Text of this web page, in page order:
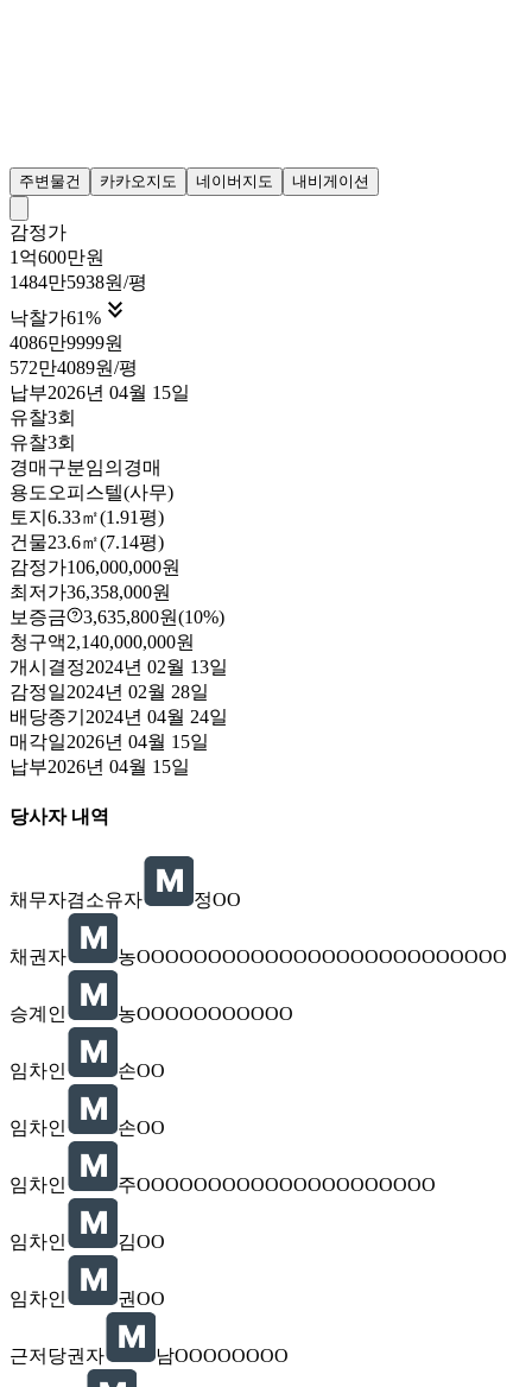
주변물건 카카오지도 네이버지도 내비게이션
감정가
1억600만원
1484만5938원/평
낙찰가61% 
4086만9999원
572만4089원/평
납부2026년 04월 15일
유찰3회
유찰3회
경매구분임의경매
용도 오피스텔(사무)
토지 6.33㎡(1.91평)
건물23.6㎡(7.14평)
감정가106,000,000원
최저가36,358,000원
보증금
3,635,800원(10%)
청구액2,140,000,000원
개시결정2024년 02월 13일
감정일2024년 02월 28일
배당종기 2024년 04월 24일
매각일2026년 04월 15일
납부2026년 04월 15일
당사자 내역
채무자겸소유자 정OO
채권자 농OOOOOOOOOOOOOOOOOOOOOOOOOO
승계인 농OOOOOOOOOOO
임차인 손OO
임차인 손OO
임차인 주OOOOOOOOOOOOOOOOOOOOO
임차인 김OO
임차인 권OO
근저당권자 남OOOOOOOO